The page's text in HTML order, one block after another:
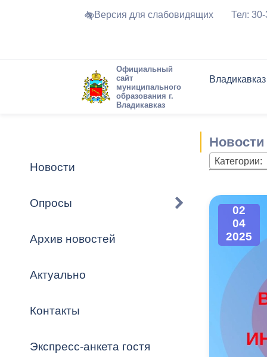
Версия для слабовидящих Тел:
Официальный
сайт
муниципального
образования г.
Владикавказ
Владикавказ
Устав города
Города-
городского
Торги и
Формы
ОРВ и
Оценка
местного
Обратная
Комиссии
График
Новостная
Актуально
Новости
Опросы
Архив новостей
Актуально
Контакты
Экспресс-анкета гостя
Новости
Категории:
02
04
2025